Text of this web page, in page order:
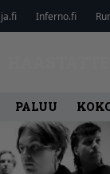
Inferno.fi
PALUU